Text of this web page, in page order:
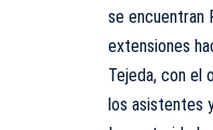
se encuentran
extensiones
Tejeda, con el
los asistentes